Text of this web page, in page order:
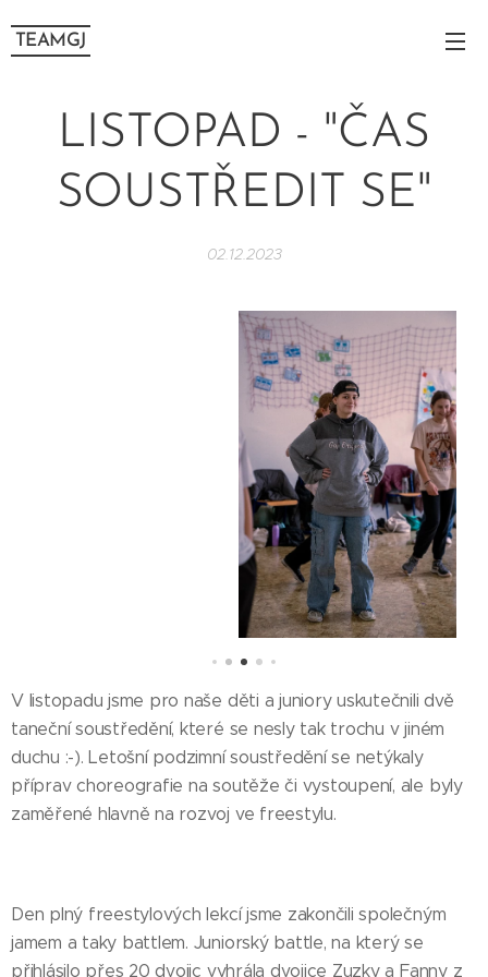
TEAMGJ
LISTOPAD - "ČAS
SOUSTŘEDIT SE"
02.12.2023
V listopadu jsme pro naše děti a juniory uskutečnili dvě
taneční soustředění, které se nesly tak trochu v jiném
duchu :-). Letošní podzimní soustředění se netýkaly
příprav choreografie na soutěže či vystoupení, ale byly
zaměřené hlavně na rozvoj ve freestylu.
Den plný freestylových lekcí jsme zakončili společným
jamem a taky battlem. Juniorský battle, na který se
přihlásilo přes 20 dvojic vyhrála dvojice Zuzky a Fanny z